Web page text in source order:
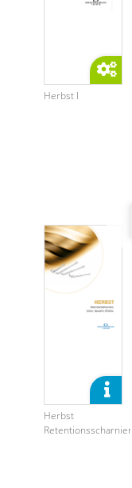
Herbst I
Herbst
Retentionsscharniere